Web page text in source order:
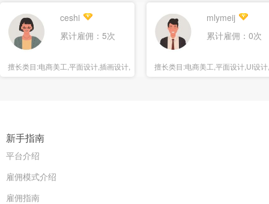
ceshi
累计雇佣：5次
擅长类目:电商美工,平面设计,插画设计,
海报设计
mlymeij
累计雇佣：0次
擅长类目:电商美工,平面设计,UI设
报设计
新手指南
平台介绍
雇佣模式介绍
雇佣指南